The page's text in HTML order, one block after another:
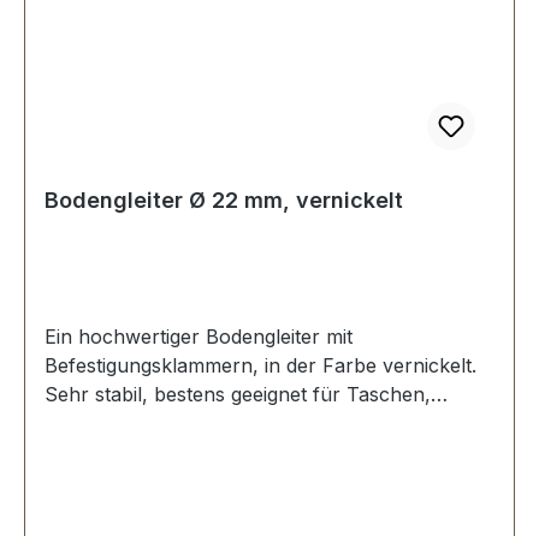
Bodengleiter Ø 22 mm, vernickelt
Ein hochwertiger Bodengleiter mit
Befestigungsklammern, in der Farbe vernickelt.
Sehr stabil, bestens geeignet für Taschen,